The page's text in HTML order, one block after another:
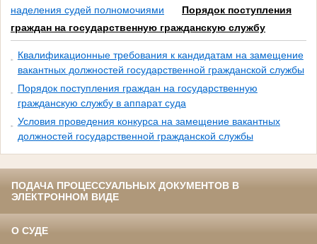
наделения судей полномочиями
Порядок поступления
граждан на государственную гражданскую службу
Квалификационные требования к кандидатам на замещение
вакантных должностей государственной гражданской службы
Порядок поступления граждан на государственную
гражданскую службу в аппарат суда
Условия проведения конкурса на замещение вакантных
должностей государственной гражданской службы
ПОДАЧА ПРОЦЕССУАЛЬНЫХ ДОКУМЕНТОВ В
ЭЛЕКТРОННОМ ВИДЕ
О СУДЕ